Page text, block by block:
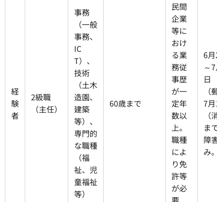
経
験
者
2級職
（主任）
事務
（一般
事務、
IC
T）、
技術
（土木
造園、
建築
等）、
専門的
な職種
（福
祉、児
童福祉
等）
60歳まで
民間
企業
等に
おけ
る業
務従
事歴
が一
定年
数以
上。
職種
によ
り免
許等
が必
6
～
日
7
ま
障
み